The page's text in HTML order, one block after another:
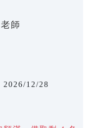
師
2026/12/28